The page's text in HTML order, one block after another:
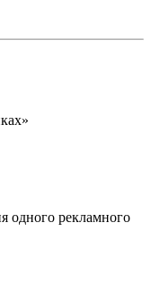
одного рекламного